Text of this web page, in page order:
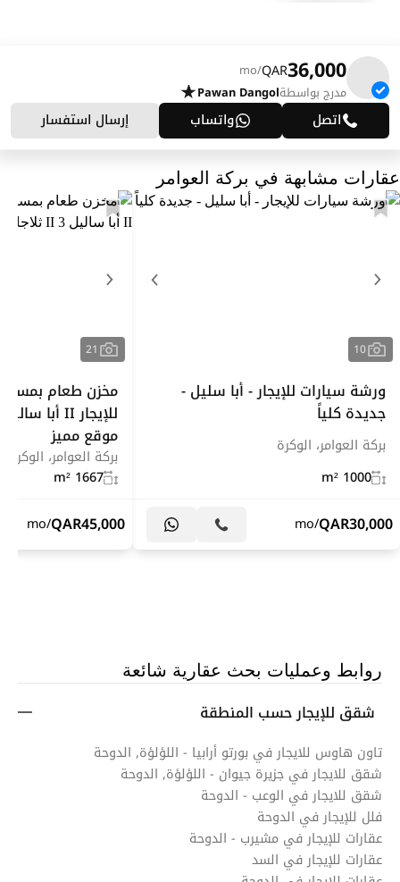
36,000
QAR
/mo
مدرج بواسطةPawan Dangol
اتصل واتساب إرسال استفسار
عقارات مشابهة في بركة العوامر
10
ورشة سيارات للإيجار - أبا سليل -
جديدة كلياً
بركة العوامر، الوكرة
1000 m²
30,000
QAR
/mo
21
موقع مميز
بركة العوامر، الوكرة
1667 m²
45,000
QAR
/mo
روابط وعمليات بحث عقارية شائعة
شقق للإيجار حسب المنطقة
تاون هاوس للايجار في بورتو أرابيا - اللؤلؤة, الدوحة
شقق للايجار في جزيرة جيوان - اللؤلؤة, الدوحة
شقق للايجار في الوعب - الدوحة
فلل للإيجار في الدوحة
عقارات للإيجار في مشيرب - الدوحة
عقارات للإيجار في السد